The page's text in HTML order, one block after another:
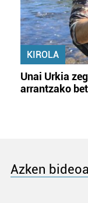
KIROLA
Unai Urkia
arrantzako
Azken